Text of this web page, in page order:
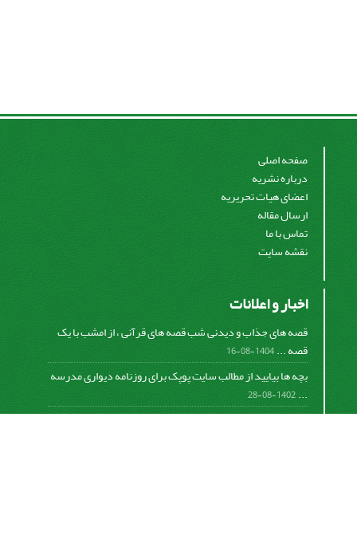
صفحه اصلی
درباره نشریه
اعضای هیات تحریریه
ارسال مقاله
تماس با ما
نقشه سایت
اخبار و اعلانات
قصه های جذاب و دیدنی شب قصه های قرآنی ، از امشب با یک
قصه ...1404-08-16
بچه ها بیایید از مطالب سایت پوپک برای روزنامه دیواری مدرسه
...
1402-08-28